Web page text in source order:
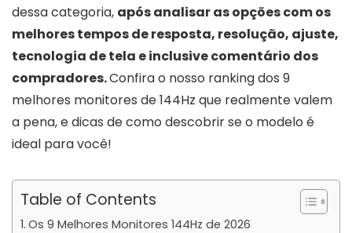
dessa categoria, após analisar as opções com os
melhores tempos de resposta, resolução, ajuste,
tecnologia de tela e inclusive comentário dos
compradores.Confira o nosso ranking dos 9
melhores monitores de 144Hz que realmente valem
a pena, e dicas de como descobrir se o modelo é
ideal para você!
Table of Contents
Os 9 Melhores Monitores 144Hz de 2026